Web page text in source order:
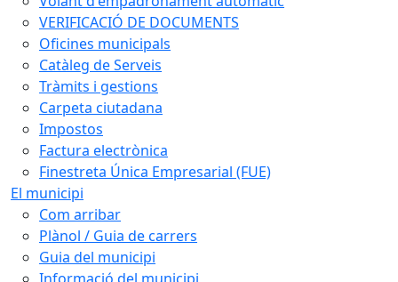
VERIFICACIÓ DE DOCUMENTS
Oficines municipals
Catàleg de Serveis
Tràmits i gestions
Carpeta ciutadana
Impostos
Factura electrònica
Finestreta Única Empresarial (FUE)
El municipi
Com arribar
Plànol / Guia de carrers
Guia del municipi